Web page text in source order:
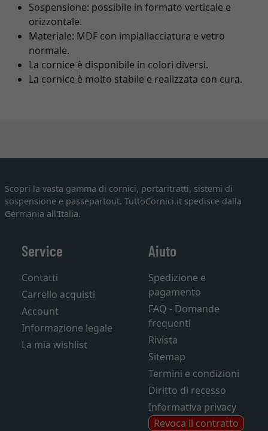
Sospensione: possibile in formato verticale e
orizzontale.
Materiale: MDF con impiallacciatura e vetro
normale.
La cornice è disponibile in colori diversi.
La cornice è molto stabile e realizzata con cura.
Scopri la vasta gamma di cornici, portaritratti, sistemi di
sospensione e passepartout. TuttoCornici.it spedisce dalla
Germania all'Italia.
Service
Contatti
Carrello acquisti
Account
Informazione legale
La mia wishlist
Aiuto
Spedizione e
pagamento
FAQ - Domande
frequenti
Rivista
Sitemap
Termini e condizioni
Diritto di recesso
Informativa privacy
Revoca il contratto